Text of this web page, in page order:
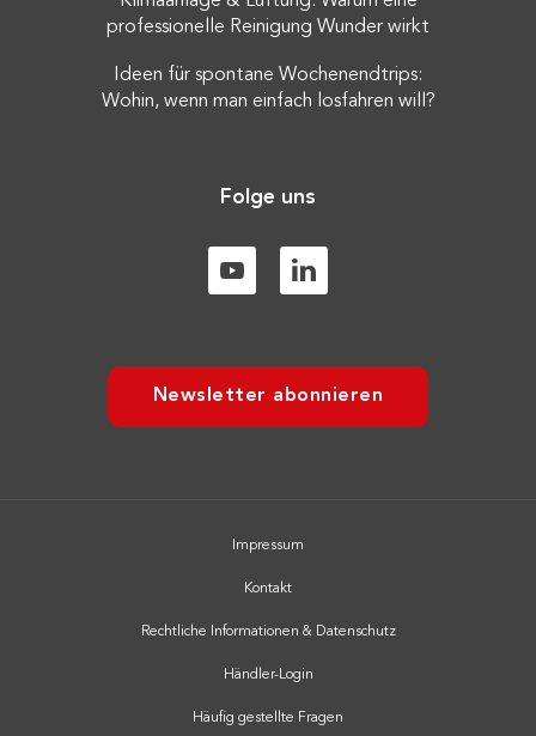
professionelle Reinigung Wunder wirkt
Ideen für spontane Wochenendtrips:
Wohin, wenn man einfach losfahren will?
Folge uns
Newsletter abonnieren
Impressum
Kontakt
Rechtliche Informationen & Datenschutz
Händler-Login
Häufig gestellte Fragen